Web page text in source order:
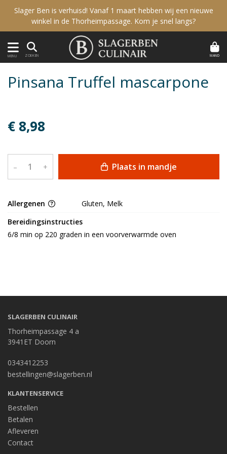
Slager Ben is verhuisd! Vanaf 1 maart hebben wij een nieuwe
winkel in de Thorheimpassage. Kom je snel langs?
MENU ZOEKEN MAND
Pinsana Truffel mascarpone
€ 8,98
– + Plaats in mandje
Allergenen
Gluten, Melk
Bereidingsinstructies
6/8 min op 220 graden in een voorverwarmde oven
SLAGERBEN CULINAIR
Thorheimpassage 4 a
3941ET Doorn
0343412253
bestellingen@slagerben.nl
KLANTENSERVICE
Bestellen
Betalen
Afleveren
Contact